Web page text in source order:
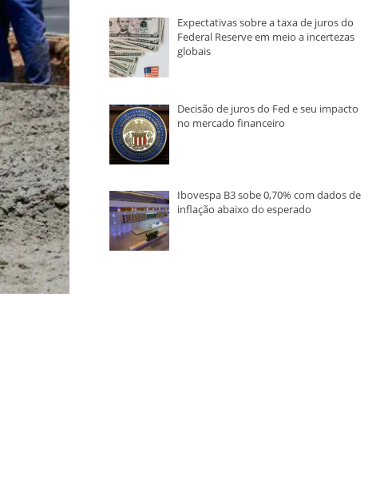
Expectativas sobre a taxa de juros do
Federal Reserve em meio a incertezas
globais
Decisão de juros do Fed e seu impacto
no mercado financeiro
Ibovespa B3 sobe 0,70% com dados de
inflação abaixo do esperado